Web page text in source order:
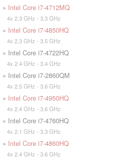
» Intel Core i7-4712MQ
4x 2.3 GHz - 3.3 GHz
» Intel Core i7-4850HQ
4x 2.3 GHz - 3.5 GHz
» Intel Core i7-4722HQ
4x 2.4 GHz - 3.4 GHz
» Intel Core i7-2860QM
4x 2.5 GHz - 3.6 GHz
» Intel Core i7-4950HQ
4x 2.4 GHz - 3.6 GHz
» Intel Core i7-4760HQ
4x 2.1 GHz - 3.3 GHz
» Intel Core i7-4860HQ
4x 2.4 GHz - 3.6 GHz